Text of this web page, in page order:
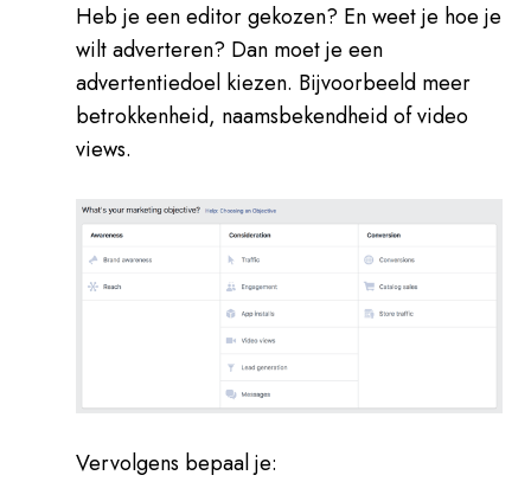
Heb je een editor gekozen? En weet je hoe je
wilt adverteren? Dan moet je een
advertentiedoel kiezen. Bijvoorbeeld meer
betrokkenheid, naamsbekendheid of video
views.
Vervolgens bepaal je: